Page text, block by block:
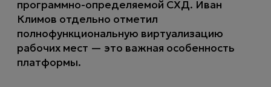
программно-определяемой СХД. Иван
Климов отдельно отметил
полнофункциональную виртуализацию
рабочих мест — это важная особенность
платформы.